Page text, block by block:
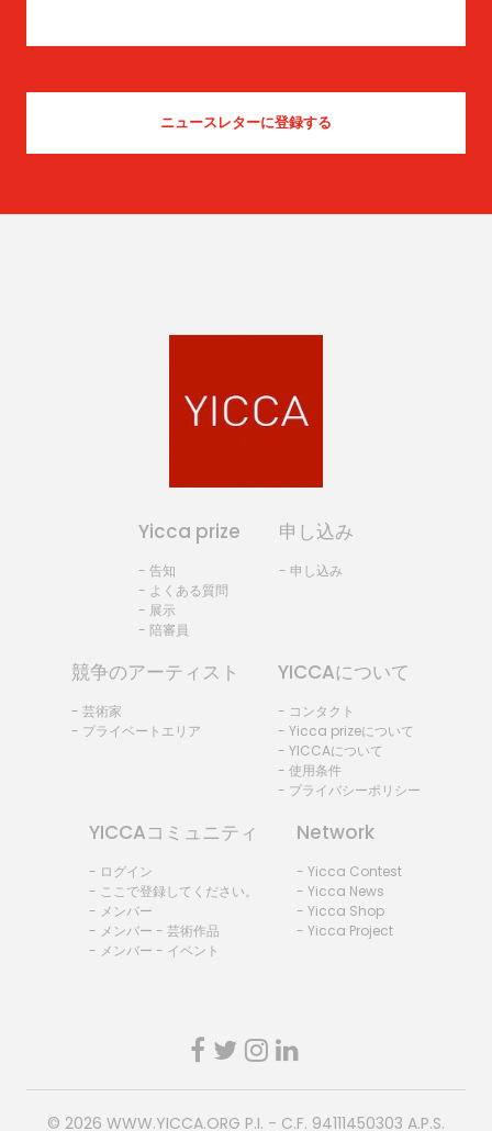
Yicca prize
- 告知
- よくある質問
- 展示
- 陪審員
申し込み
- 申し込み
競争のアーティスト
- 芸術家
- プライベートエリア
YICCAについて
- コンタクト
- Yicca prizeについて
- YICCAについて
- 使用条件
- プライバシーポリシー
YICCAコミュニティ
- ログイン
- ここで登録してください。
- メンバー
- メンバー - 芸術作品
- メンバー - イベント
Network
- Yicca Contest
- Yicca News
- Yicca Shop
- Yicca Project
© 2026 WWW.YICCA.ORG P.I. - C.F. 94111450303 A.P.S.